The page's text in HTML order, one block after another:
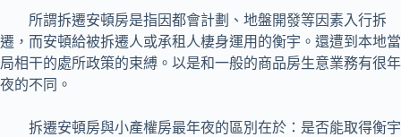
所謂拆遷安頓房是指因都會計劃、地盤開發等因素入行拆
遷，而安頓給被拆遷人或承租人棲身運用的衡宇。還遭到本地當
局相干的處所政策的束縛。以是和一般的商品房生意業務有很年
夜的不同。
拆遷安頓房與小產權房最年夜的區別在於：是否能取得衡宇